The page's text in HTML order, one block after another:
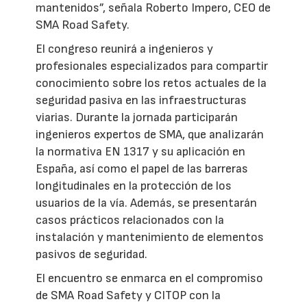
mantenidos”, señala Roberto Impero, CEO de
SMA Road Safety.
El congreso reunirá a ingenieros y
profesionales especializados para compartir
conocimiento sobre los retos actuales de la
seguridad pasiva en las infraestructuras
viarias. Durante la jornada participarán
ingenieros expertos de SMA, que analizarán
la normativa EN 1317 y su aplicación en
España, así como el papel de las barreras
longitudinales en la protección de los
usuarios de la vía. Además, se presentarán
casos prácticos relacionados con la
instalación y mantenimiento de elementos
pasivos de seguridad.
El encuentro se enmarca en el compromiso
de SMA Road Safety y CITOP con la